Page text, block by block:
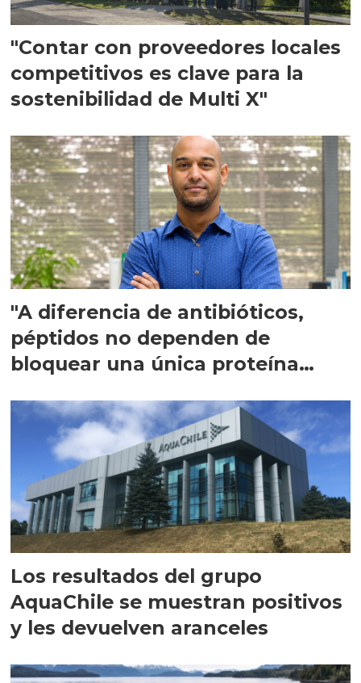
"Contar con proveedores locales
competitivos es clave para la
sostenibilidad de Multi X"
"A diferencia de antibióticos,
péptidos no dependen de
bloquear una única proteína
Los resultados del grupo
AquaChile se muestran positivos
y les devuelven aranceles